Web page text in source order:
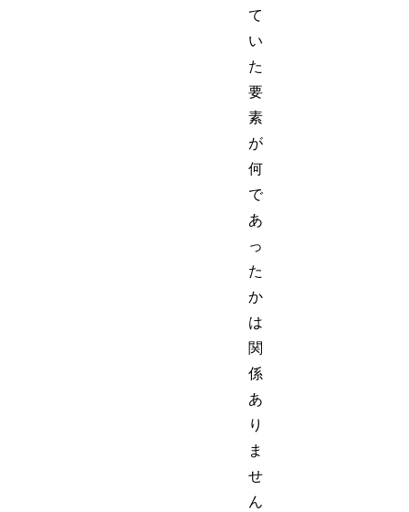
て
い
た
要
素
が
何
で
あ
っ
た
か
は
関
係
あ
り
ま
せ
ん